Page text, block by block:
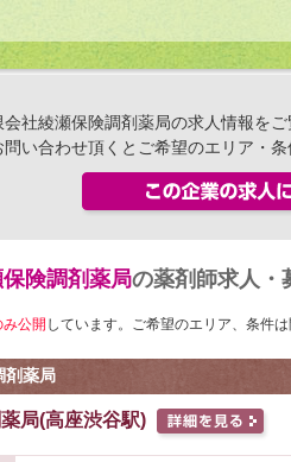
会社綾瀬保険調剤薬局の求人情報を
問い合わせ頂くとご希望のエリア・
険調剤薬局の薬剤師求人・
公開 しています。ご希望のエリア、条件
剤薬局
局(高座渋谷駅)